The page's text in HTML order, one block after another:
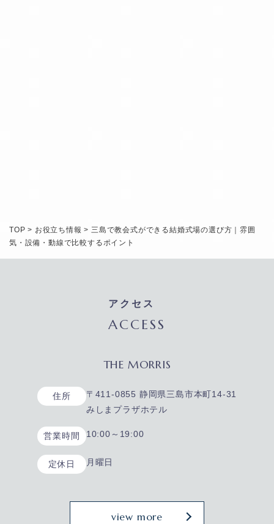
TOP > お役立ち情報 >三島で教会式ができる結婚式場の選び方｜雰囲
気・設備・動線で比較するポイント
アクセス
ACCESS
THE MORRIS
住所
〒411-0855 静岡県三島市本町14-31
みしまプラザホテル
営業時間 10:00～19:00
定休日 月曜日
view more